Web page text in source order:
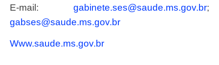
E-mail: gabinete.ses@saude.ms.gov.br;
gabses@saude.ms.gov.br
www.saude.ms.gov.br